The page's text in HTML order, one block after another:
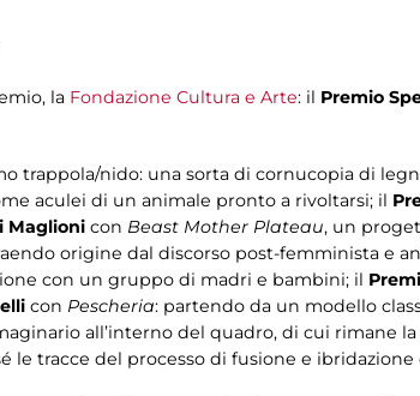
la Fondazione Cultura e Arte: il Premio
trappola/nido: una sorta di cornucopia di
aculei di un animale pronto a rivoltarsi; il
Maglioni con Beast Mother Plateau, un
origine dal discorso post-femminista e
con un gruppo di madri e bambini; il
con Pescheria: partendo da un modello
all’interno del quadro, di cui rimane
tracce del processo di fusione e ibridazione